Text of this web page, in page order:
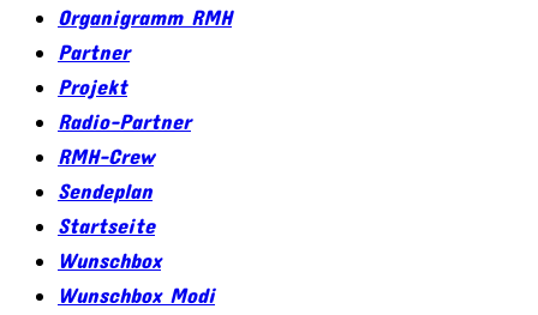
Organigramm RMH
Partner
Projekt
Radio-Partner
RMH-Crew
Sendeplan
Startseite
Wunschbox
Wunschbox Modi